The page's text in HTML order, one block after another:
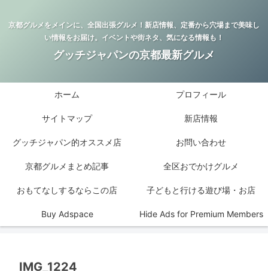
京都グルメをメインに、全国出張グルメ！新店情報、定番から穴場まで美味し
い情報をお届け。イベントや街ネタ、気になる情報も！
グッチジャパンの京都最新グルメ
ホーム プロフィール
サイトマップ 新店情報
グッチジャパン的オススメ店 お問い合わせ
京都グルメまとめ記事 全区おでかけグルメ
おもてなしするならこの店 子どもと行ける遊び場・お店
Buy Adspace Hide Ads for Premium Members
IMG_1224